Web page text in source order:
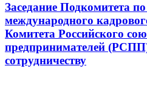
Заседание Подкомитета
международного
Комитета Российского
предпринимателей
сотрудничеству